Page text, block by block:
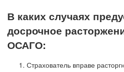
В каких случаях
досрочное
ОСАГО:
Страхователь вправе